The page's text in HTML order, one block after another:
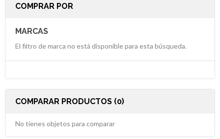
COMPRAR POR
MARCAS
El filtro de marca no está disponible para esta búsqueda.
COMPARAR PRODUCTOS (0)
No tienes objetos para comparar